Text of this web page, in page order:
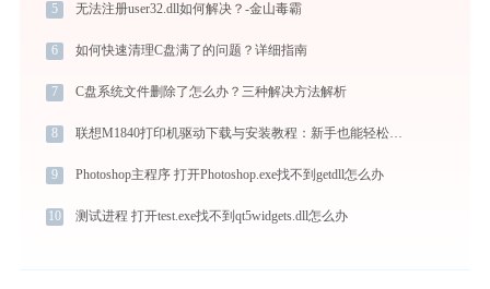
5 无法注册user32.dll如何解决？-金山毒霸
6 如何快速清理C盘满了的问题？详细指南
7 C盘系统文件删除了怎么办？三种解决方法解析
8 联想M1840打印机驱动下载与安装教程：新手也能轻松搞定
9 Photoshop主程序 打开Photoshop.exe找不到getdll怎么办
10 测试进程 打开test.exe找不到qt5widgets.dll怎么办